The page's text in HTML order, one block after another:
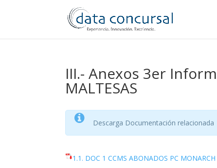
III.- Anexos 3er
MALTESAS
Descarga Documentación relacionada
1.1. DOC 1 CCMS ABONADOS PC MONARCH